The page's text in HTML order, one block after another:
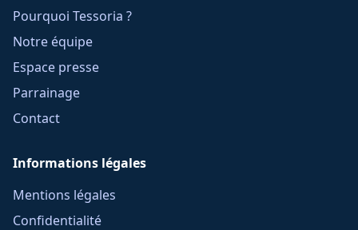
Pourquoi Tessoria ?
Notre équipe
Espace presse
Parrainage
Contact
Informations légales
Mentions légales
Confidentialité